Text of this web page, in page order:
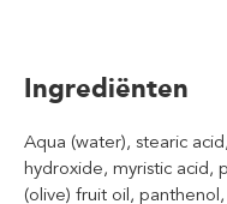
Ingrediënten
Aqua (water), stearic
hydroxide, myristic acid,
(olive) fruit oil,